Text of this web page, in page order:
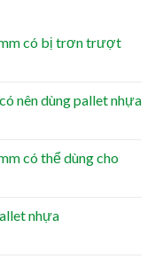
có bị trơn trượt
nên dùng pallet nhựa
có thể dùng cho
nhựa